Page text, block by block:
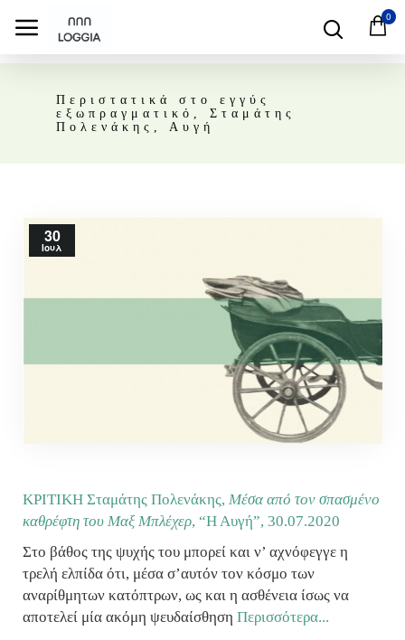
0
Περιστατικά στο εγγύς
εξωπραγματικό, Σταμάτης
Πολενάκης, Αυγή
30
Ιουλ
ΚΡΙΤΙΚΗ Σταμάτης Πολενάκης, Μέσα από τον σπασμένο
καθρέφτη του Μαξ Μπλέχερ, “Η Αυγή”, 30.07.2020
Στο βάθος της ψυχής του μπορεί και ν’ αχνόφεγγε η
τρελή ελπίδα ότι, μέσα σ’αυτόν τον κόσμο των
αναρίθμητων κατόπτρων, ως και η ασθένεια ίσως να
αποτελεί μία ακόμη ψευδαίσθηση Περισσότερα...